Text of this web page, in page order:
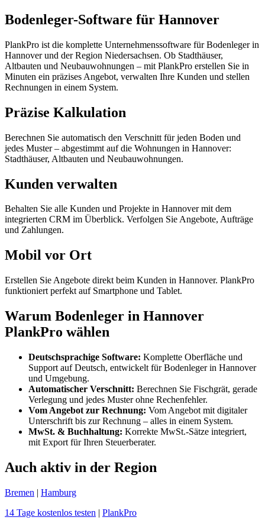
Bodenleger-Software für Hannover
PlankPro ist die komplette Unternehmenssoftware für Bodenleger in
Hannover und der Region Niedersachsen. Ob Stadthäuser,
Altbauten und Neubauwohnungen – mit PlankPro erstellen Sie in
Minuten ein präzises Angebot, verwalten Ihre Kunden und stellen
Rechnungen in einem System.
Präzise Kalkulation
Berechnen Sie automatisch den Verschnitt für jeden Boden und
jedes Muster – abgestimmt auf die Wohnungen in Hannover:
Stadthäuser, Altbauten und Neubauwohnungen.
Kunden verwalten
Behalten Sie alle Kunden und Projekte in Hannover mit dem
integrierten CRM im Überblick. Verfolgen Sie Angebote, Aufträge
und Zahlungen.
Mobil vor Ort
Erstellen Sie Angebote direkt beim Kunden in Hannover. PlankPro
funktioniert perfekt auf Smartphone und Tablet.
Warum Bodenleger in Hannover
PlankPro wählen
Deutschsprachige Software: Komplette Oberfläche und
Support auf Deutsch, entwickelt für Bodenleger in Hannover
und Umgebung.
Automatischer Verschnitt: Berechnen Sie Fischgrät, gerade
Verlegung und jedes Muster ohne Rechenfehler.
Vom Angebot zur Rechnung: Vom Angebot mit digitaler
Unterschrift bis zur Rechnung – alles in einem System.
MwSt. & Buchhaltung: Korrekte MwSt.-Sätze integriert,
mit Export für Ihren Steuerberater.
Auch aktiv in der Region
Bremen | Hamburg
14 Tage kostenlos testen | PlankPro